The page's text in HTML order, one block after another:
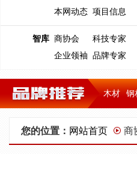
本网动态 项目信息
智库 商协会
科技专家
企业领袖 品牌专家
木材 钢
您的位置： 网站首页 商